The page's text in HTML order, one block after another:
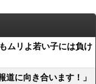
ムリよ若い子には負け
道に向き合います！」